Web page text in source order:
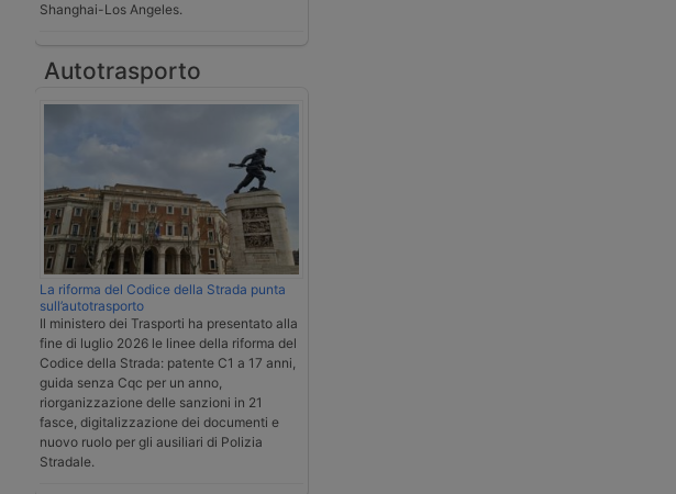
Shanghai-Los Angeles.
Autotrasporto
La riforma del Codice della Strada punta
sull’autotrasporto
Il ministero dei Trasporti ha presentato alla
fine di luglio 2026 le linee della riforma del
Codice della Strada: patente C1 a 17 anni,
guida senza Cqc per un anno,
riorganizzazione delle sanzioni in 21
fasce, digitalizzazione dei documenti e
nuovo ruolo per gli ausiliari di Polizia
Stradale.